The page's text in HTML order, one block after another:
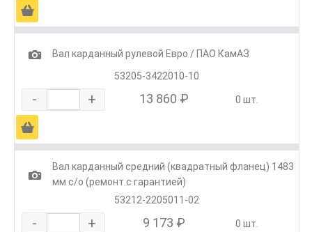
Ä
1
Вал карданный рулевой Евро / ПАО КамАЗ
53205-3422010-10
- + 13 860 ₽ 0 шт.
Ä
1
Вал карданный средний (квадратный фланец) 1483
мм с/о (ремонт с гарантией)
53212-2205011-02
- + 9 173 ₽ 0 шт.